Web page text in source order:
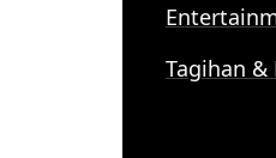
Tagihan &